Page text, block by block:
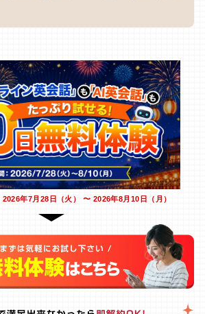
2026年7月28日（火） 〜 2026年8月10日（月）